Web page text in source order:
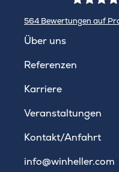
564 Bewertungen auf
Über uns
Referenzen
Karriere
Veranstaltungen
Kontakt/Anfahrt
info@winheller.com